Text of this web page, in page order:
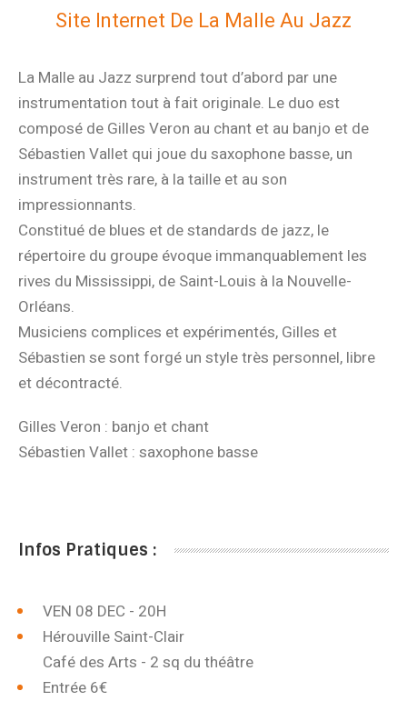
Site Internet De La Malle Au Jazz
La Malle au Jazz surprend tout d’abord par une
instrumentation tout à fait originale. Le duo est
composé de Gilles Veron au chant et au banjo et de
Sébastien Vallet qui joue du saxophone basse, un
instrument très rare, à la taille et au son
impressionnants.
Constitué de blues et de standards de jazz, le
répertoire du groupe évoque immanquablement les
rives du Mississippi, de Saint-Louis à la Nouvelle-
Orléans.
Musiciens complices et expérimentés, Gilles et
Sébastien se sont forgé un style très personnel, libre
et décontracté.
Gilles Veron : banjo et chant
Sébastien Vallet : saxophone basse
Infos Pratiques :
VEN 08 DEC - 20H
Hérouville Saint-Clair
Café des Arts - 2 sq du théâtre
Entrée 6€